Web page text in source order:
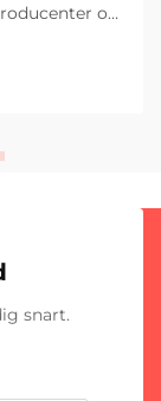
og
snart.